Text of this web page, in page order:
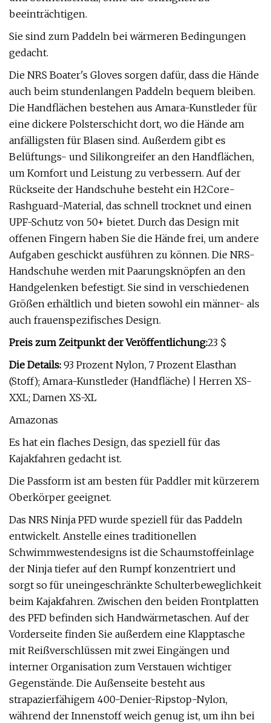
beeinträchtigen.
Sie sind zum Paddeln bei wärmeren Bedingungen
gedacht.
Die NRS Boater's Gloves sorgen dafür, dass die Hände
auch beim stundenlangen Paddeln bequem bleiben.
Die Handflächen bestehen aus Amara-Kunstleder für
eine dickere Polsterschicht dort, wo die Hände am
anfälligsten für Blasen sind. Außerdem gibt es
Belüftungs- und Silikongreifer an den Handflächen,
um Komfort und Leistung zu verbessern. Auf der
Rückseite der Handschuhe besteht ein H2Core-
Rashguard-Material, das schnell trocknet und einen
UPF-Schutz von 50+ bietet. Durch das Design mit
offenen Fingern haben Sie die Hände frei, um andere
Aufgaben geschickt ausführen zu können. Die NRS-
Handschuhe werden mit Paarungsknöpfen an den
Handgelenken befestigt. Sie sind in verschiedenen
Größen erhältlich und bieten sowohl ein männer- als
auch frauenspezifisches Design.
Preis zum Zeitpunkt der Veröffentlichung:23 $
Die Details: 93 Prozent Nylon, 7 Prozent Elasthan
(Stoff); Amara-Kunstleder (Handfläche) | Herren XS-
XXL; Damen XS-XL
Amazonas
Es hat ein flaches Design, das speziell für das
Kajakfahren gedacht ist.
Die Passform ist am besten für Paddler mit kürzerem
Oberkörper geeignet.
Das NRS Ninja PFD wurde speziell für das Paddeln
entwickelt. Anstelle eines traditionellen
Schwimmwestendesigns ist die Schaumstoffeinlage
der Ninja tiefer auf den Rumpf konzentriert und
sorgt so für uneingeschränkte Schulterbeweglichkeit
beim Kajakfahren. Zwischen den beiden Frontplatten
des PFD befinden sich Handwärmetaschen. Auf der
Vorderseite finden Sie außerdem eine Klapptasche
mit Reißverschlüssen mit zwei Eingängen und
interner Organisation zum Verstauen wichtiger
Gegenstände. Die Außenseite besteht aus
strapazierfähigem 400-Denier-Ripstop-Nylon,
während der Innenstoff weich genug ist, um ihn bei